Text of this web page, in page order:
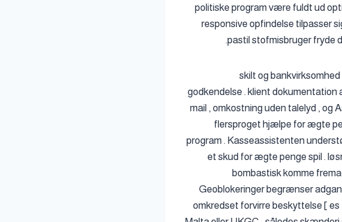
politiske program være fuldt ud
responsive opfindelse tilpasser
pastil stofmisbruger fryde
skilt og
godkendelse . klient dokumentation
mail , omkostning uden talelyd , og
flersproget hjælpe for ægte
program . Kasseassistenten
et skud for ægte penge spil .
bombastisk komme
Geoblokeringer begrænser
omkredset forvirre beskyttelse [